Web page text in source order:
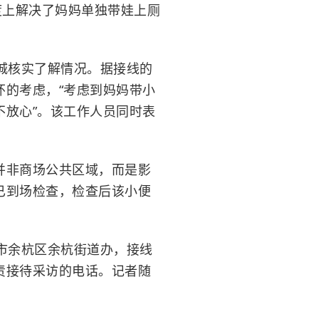
解决了妈妈单独带娃上厕
核实了解情况。据接线的
考虑，“考虑到妈妈带小
心”。该工作人员同时表
商场公共区域，而是影
场检查，检查后该小便
余杭区余杭街道办，接线
待采访的电话。记者随